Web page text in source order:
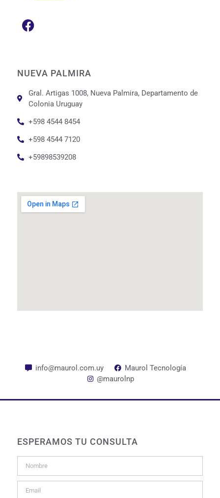
NUEVA PALMIRA
Gral. Artigas 1008, Nueva Palmira, Departamento de
Colonia Uruguay
+598 4544 8454
+598 4544 7120
+59898539208
info@maurol.com.uy
Maurol Tecnología
@maurolnp
ESPERAMOS TU CONSULTA